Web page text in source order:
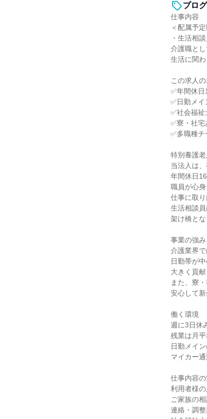
プロ
仕事内容
＜配属予
・生活相
介護職と
生活に関
この求人
✅年間休
✅日勤メ
✅社会福
✅寮・社
✅多職種
特別養護
当法人は
年間休日
職員が心
仕事に取り
生活相談
架け橋とな
事業の強み
介護業界
日勤帯が
大きく貢献
また、寮
安心して新
働く環境
週に3日休
残業は月
日勤メイ
マイカー
仕事内容の
利用者様
ご家族の
連絡・調整